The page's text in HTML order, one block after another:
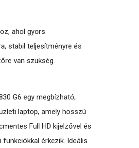
ahol gyors
stabil teljesítményre és
van szükség.
G6 egy megbízható,
laptop, amely hosszú
Full HD kijelzővel és
érkezik. Ideális